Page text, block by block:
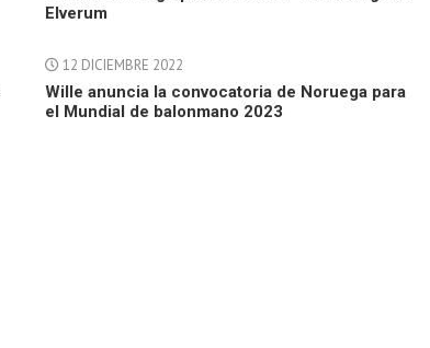
Elverum
12 DICIEMBRE 2022
Wille anuncia la convocatoria de Noruega para
el Mundial de balonmano 2023